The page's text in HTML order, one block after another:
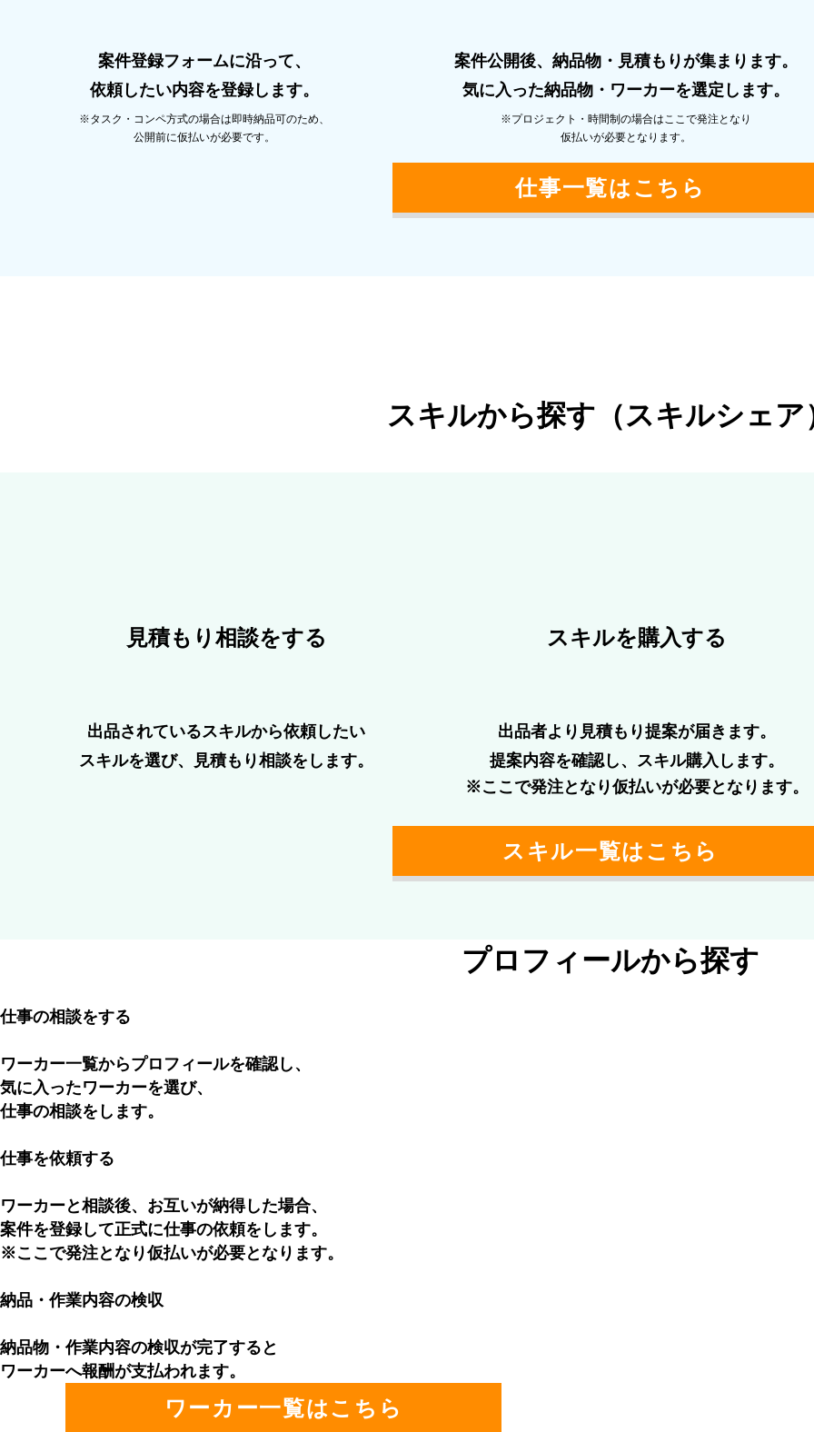
案件登録フォームに沿って、
依頼したい内容を登録します。
※タスク・コンペ⽅式の場合は即時納品可のため、
公開前に仮払いが必要です。
案件公開後、納品物・⾒積もりが集まります。
気に⼊った納品物・ワーカーを選定します。
※プロジェクト・時間制の場合はここで発注となり
仮払いが必要となります。
仕事⼀覧はこちら
スキルから探す（スキルシェア
⾒積もり相談をする
出品されているスキルから依頼したい
スキルを選び、⾒積もり相談をします。
スキルを購⼊する
出品者より⾒積もり提案が届きます。
提案内容を確認し、スキル購⼊します。
※ここで発注となり仮払いが必要となります。
スキル⼀覧はこちら
プロフィールから探す
仕事の相談をする
ワーカー⼀覧からプロフィールを確認し、
気に⼊ったワーカーを選び、
仕事の相談をします。
仕事を依頼する
ワーカーと相談後、お互いが納得した場合、
案件を登録して正式に仕事の依頼をします。
※ここで発注となり仮払いが必要となります。
納品・作業内容の検収
納品物・作業内容の検収が完了すると
ワーカーへ報酬が⽀払われます。
ワーカー⼀覧はこちら